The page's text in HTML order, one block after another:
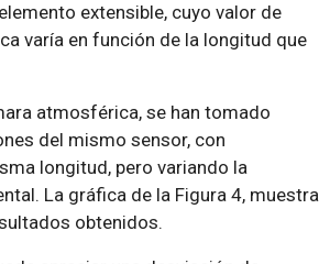
extensible, cuyo valor de
varía en función de la longitud que
atmosférica, se han tomado
del mismo sensor, con
longitud, pero variando la
La gráfica de la Figura 4, muestra
obtenidos.